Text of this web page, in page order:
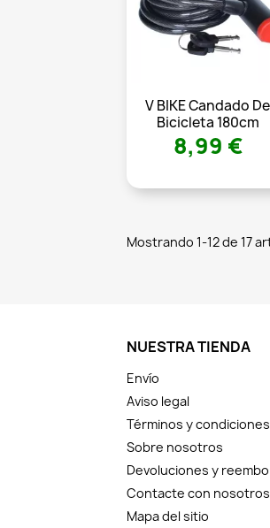
V BIKE Candado De
Bicicleta 180cm
8,99 €
Mostrando 1-12 de 17
NUESTRA TIENDA
Envío
Aviso legal
Términos y condiciones
Sobre nosotros
Devoluciones y
Contacte con nosotros
Mapa del sitio